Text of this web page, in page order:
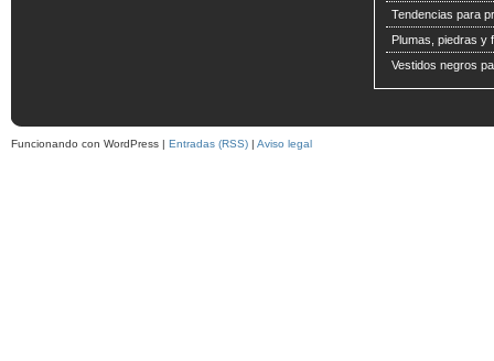
Tendencias para
Plumas, piedras y
Vestidos negros
Funcionando con WordPress | Entradas (RSS) | Aviso legal